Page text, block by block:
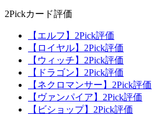
2Pickカード評価
【エルフ】2Pick評価
【ロイヤル】2Pick評価
【ウィッチ】2Pick評価
【ドラゴン】2Pick評価
【ネクロマンサー】2Pick評価
【ヴァンパイア】2Pick評価
【ビショップ】2Pick評価